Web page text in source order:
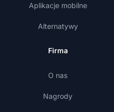
Aplikacje mobilne
Alternatywy
Firma
O nas
Nagrody